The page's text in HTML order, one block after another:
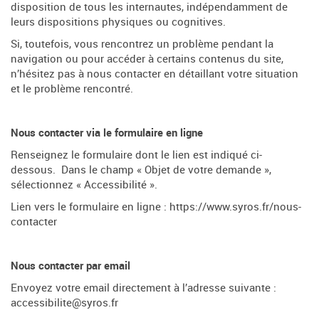
disposition de tous les internautes, indépendamment de
leurs dispositions physiques ou cognitives.
Si, toutefois, vous rencontrez un problème pendant la
navigation ou pour accéder à certains contenus du site,
n’hésitez pas à nous contacter en détaillant votre situation
et le problème rencontré.
Nous contacter via le formulaire en ligne
Renseignez le formulaire dont le lien est indiqué ci-
dessous. Dans le champ « Objet de votre demande »,
sélectionnez « Accessibilité ».
Lien vers le formulaire en ligne : https://www.syros.fr/nous-
contacter
Nous contacter par email
Envoyez votre email directement à l’adresse suivante :
accessibilite@syros.fr